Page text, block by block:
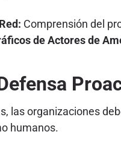
Comprensión del
de Actores de
las organizaciones
humanos.